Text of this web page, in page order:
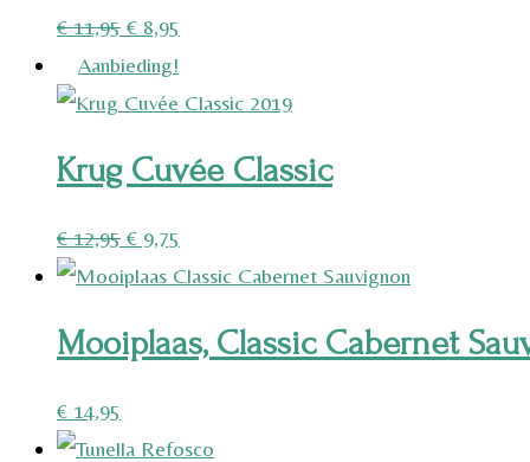
€11,95 Oorspronkelijke
prijs
was:
€ 8,95
is:
Aanbieding!
Krug Cuvée Classic
€12,95 Oorspronkelijke
prijs
€ 12,95.
€ 9,75
prijs
€ 9,75.
Mooiplaas, Classic Cabernet
€ 14,95